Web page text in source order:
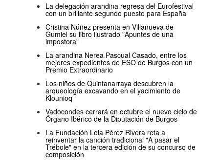
La delegación arandina regresa del Eurofestival
con un brillante segundo puesto para España
Cristina Núñez presenta en Villanueva de
Gumiel su libro ilustrado "Apuntes de una
impostora"
La arandina Nerea Pascual Casado, entre los
mejores expedientes de ESO de Burgos con un
Premio Extraordinario
Los niños de Quintanarraya descubren la
arqueología excavando en el yacimiento de
Klounioq
Vadocondes cerrará en octubre el nuevo ciclo de
Órgano Ibérico de la Diputación de Burgos
La Fundación Lola Pérez Rivera reta a
reinventar la canción tradicional "A pasar el
Trébole" en la tercera edición de su concurso de
composición